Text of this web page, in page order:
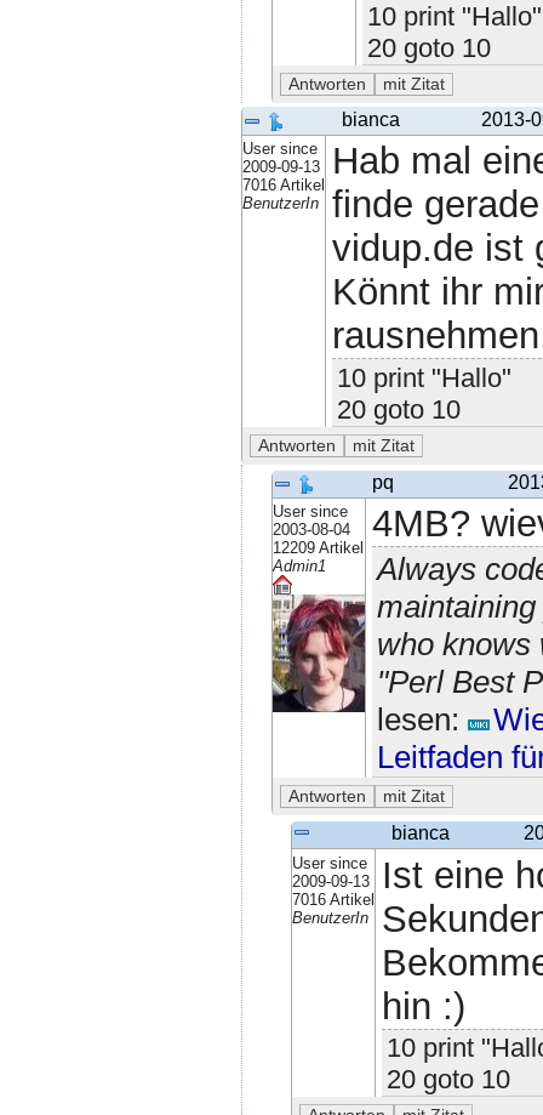
10 print "Hallo"
20 goto 10
bianca 2013-
User since
2009-09-13
7016 Artikel
BenutzerIn
Hab mal
finde
vidup.de ist
Könnt ihr
10 print "Hallo"
20 goto 10
pq
User since
2003-08-04
12209 Artikel
Admin1
4MB?
Always
who knows
"Perl Best
lesen:
Leitfaden
bianca
User since
2009-09-13
7016 Artikel
BenutzerIn
Ist eine
hin :)
10 print
20 goto 10